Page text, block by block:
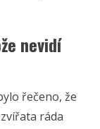
nevidí
řečeno, že
ráda